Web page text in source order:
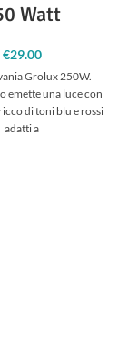
Watt
€29.00
Grolux 250W.
emette una luce con
di toni blu e rossi
adatti a